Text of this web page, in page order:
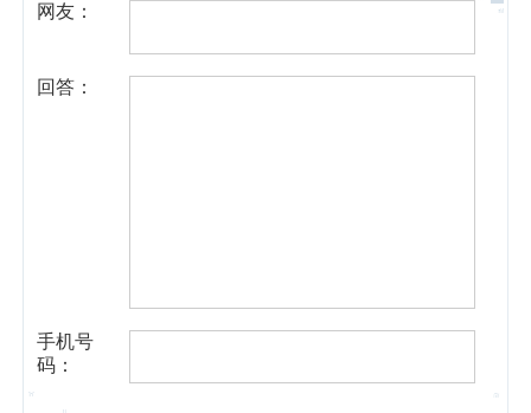
网友：
回答：
手机号
码：